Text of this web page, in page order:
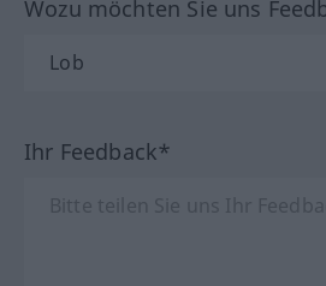
Wozu möchten Sie uns
Ihr Feedback*